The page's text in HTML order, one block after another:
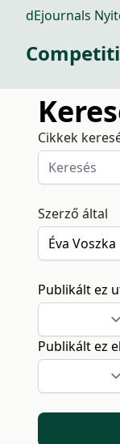
dEjournals
Cikkek
Szerző által
Publikált ez
Publikált ez